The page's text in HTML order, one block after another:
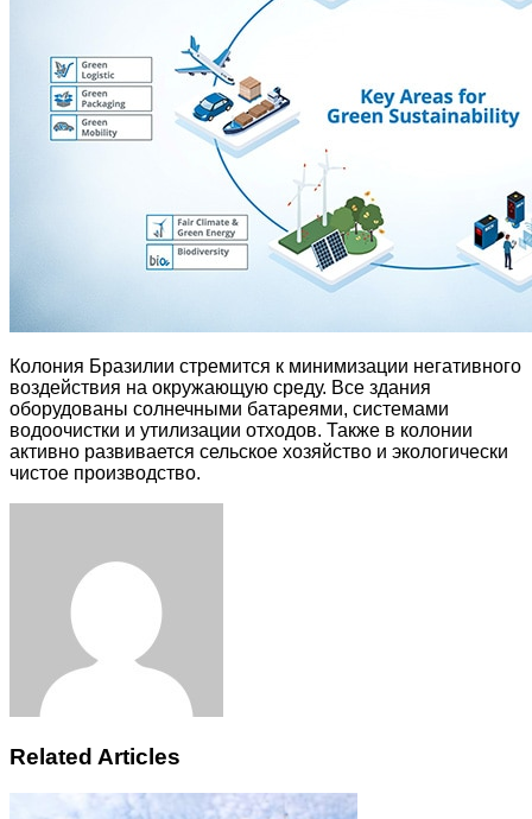
Колония Бразилии стремится к минимизации негативного
воздействия на окружающую среду. Все здания
оборудованы солнечными батареями, системами
водоочистки и утилизации отходов. Также в колонии
активно развивается сельское хозяйство и экологически
чистое производство.
Related Articles